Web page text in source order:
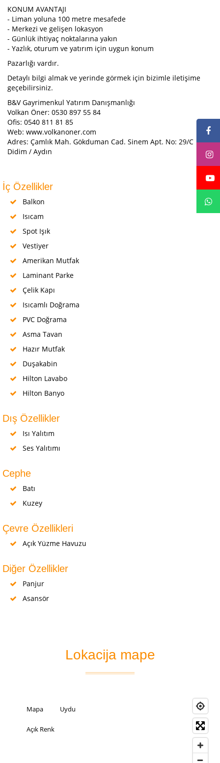
KONUM AVANTAJI
- Liman yoluna 100 metre mesafede
- Merkezi ve gelişen lokasyon
- Günlük ihtiyaç noktalarına yakın
- Yazlık, oturum ve yatırım için uygun konum
Pazarlığı vardır.
Detaylı bilgi almak ve yerinde görmek için bizimle iletişime
geçebilirsiniz.
B&V Gayrimenkul Yatırım Danışmanlığı
Volkan Öner: 0530 897 55 84
Ofis: 0540 811 81 85
Web: www.volkanoner.com
Adres: Çamlık Mah. Gökduman Cad. Sinem Apt. No: 29/C
Didim / Aydın
İç Özellikler
Balkon
Isıcam
Spot Işık
Vestiyer
Amerikan Mutfak
Laminant Parke
Çelik Kapı
Isıcamlı Doğrama
PVC Doğrama
Asma Tavan
Hazır Mutfak
Duşakabin
Hilton Lavabo
Hilton Banyo
Dış Özellikler
Isı Yalıtım
Ses Yalıtımı
Cephe
Batı
Kuzey
Çevre Özellikleri
Açık Yüzme Havuzu
Diğer Özellikler
Panjur
Asansör
Lokacija mape
Mapa Uydu
Açık Renk